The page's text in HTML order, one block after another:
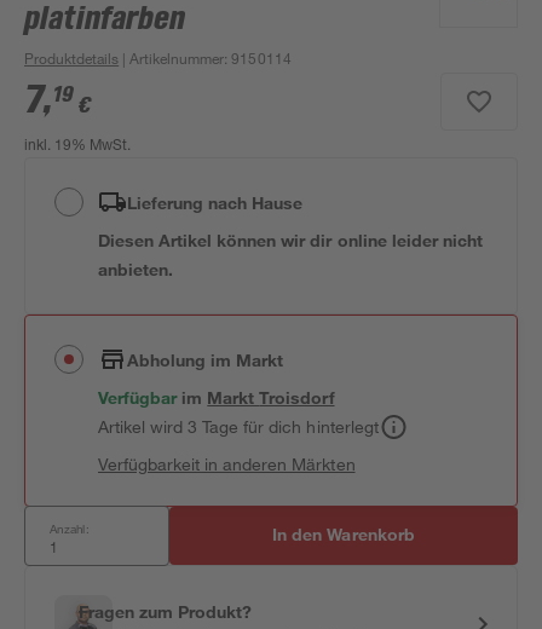
platinfarben
Produktdetails | Artikelnummer:9150114
7,19 €
inkl. 19% MwSt.
Lieferung nach Hause
Diesen Artikel können wir dir online leider nicht
anbieten.
Abholung im Markt
Verfügbar im MarktTroisdorf
Artikel wird 3 Tage für dich hinterlegt
Verfügbarkeit in anderen Märkten
Anzahl: In den Warenkorb
Fragen zum Produkt?